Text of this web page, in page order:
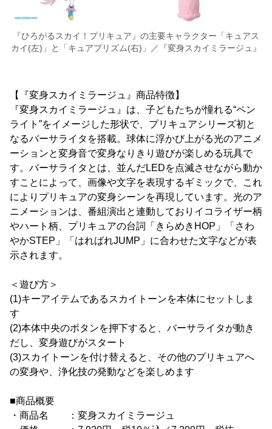
『ひろがるスカイ！プリキュア』の主要キャラクター「キュアス
カイ(左)」と「キュアプリズム(右)」／『変身スカイミラージュ』
【『変身スカイミラージュ』商品特徴】
『変身スカイミラージュ』は、子どもたちが憧れる“ペン
ライト”をイメージした形状で、プリキュアシリーズ初と
なるバーサライタを搭載。球体に浮かび上がる光のアニメ
ーションと変身音で変身なりきり遊びが楽しめる玩具で
す。バーサライタとは、並んだLEDを点滅させながら動か
すことによって、画像や文字を表現するギミックで、これ
によりプリキュアの変身シーンを再現しています。光のア
ニメーションは、番組演出と連動しておりイコライザー柄
やハート柄、プリキュアの台詞「きらめきHOP」「さわ
やかSTEP」「はればれJUMP」に合わせた文字などが表
示されます。
＜遊び方＞
(1)キーアイテムであるスカイトーンを本体にセットしま
す
(2)本体中央のボタンを押下すると、バーサライタが動き
だし、変身遊びがスタート
(3)スカイトーンを付け替えると、その他のプリキュアへ
の変身や、浄化技の発動などを楽しめます
■商品概要
・商品名 ：変身スカイミラージュ